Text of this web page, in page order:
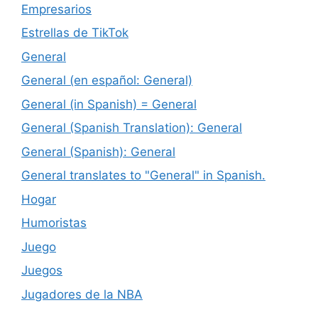
Empresarios
Estrellas de TikTok
General
General (en español: General)
General (in Spanish) = General
General (Spanish Translation): General
General (Spanish): General
General translates to "General" in Spanish.
Hogar
Humoristas
Juego
Juegos
Jugadores de la NBA